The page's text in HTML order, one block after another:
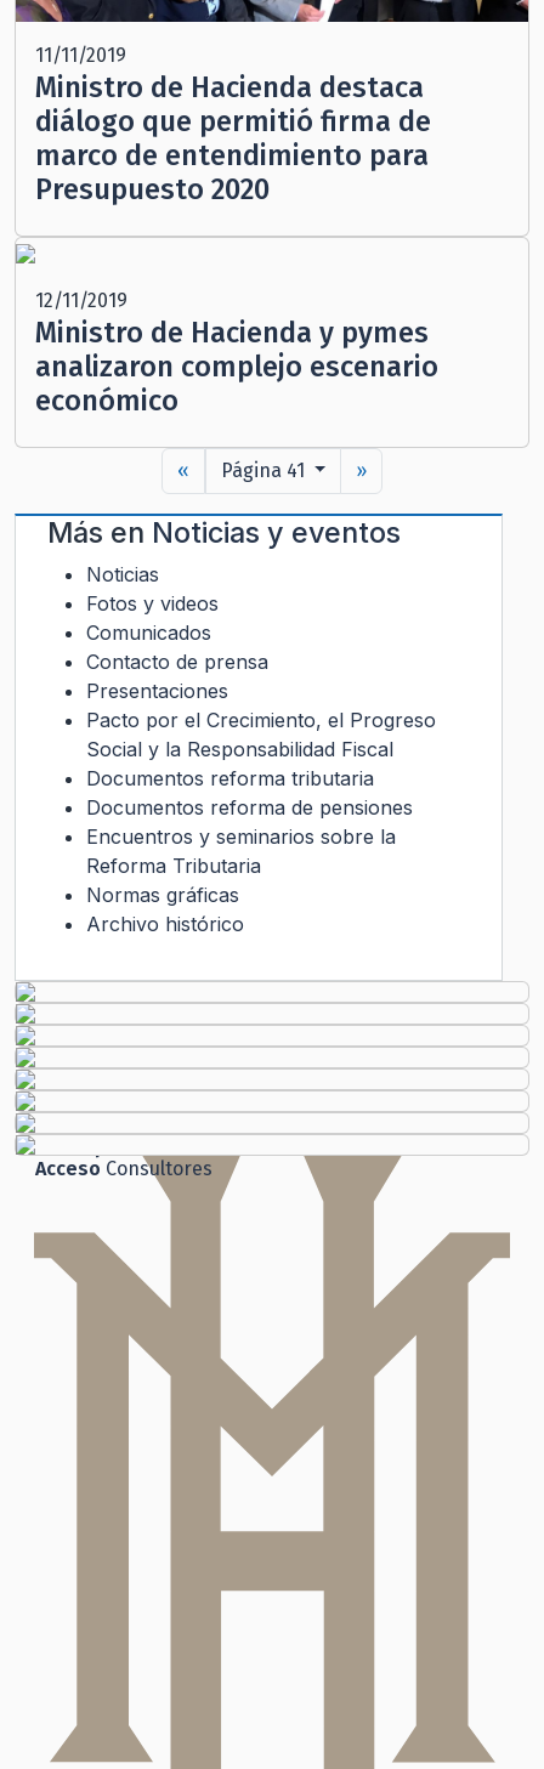
11/11/2019
Ministro de Hacienda destaca
diálogo que permitió firma de
marco de entendimiento para
Presupuesto 2020
12/11/2019
Ministro de Hacienda y pymes
analizaron complejo escenario
económico
« Página 41 »
Más en Noticias y eventos
Noticias
Fotos y videos
Comunicados
Contacto de prensa
Presentaciones
Pacto por el Crecimiento, el Progreso
Social y la Responsabilidad Fiscal
Documentos reforma tributaria
Documentos reforma de pensiones
Encuentros y seminarios sobre la
Reforma Tributaria
Normas gráficas
Archivo histórico
Ley de Transparencia
Histórico
Ley del Lobby
Ley de Transparencia
Acceso Consultores